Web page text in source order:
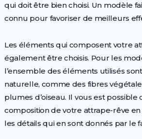
qui doit être bien choisi. Un modèle
connu pour favoriser de meilleurs
Les éléments qui composent votre
également être choisis. Pour les
l’ensemble des éléments utilisés
naturelle, comme des fibres
plumes d’oiseau. Il vous est
composition de votre attrape-rêve
les détails qui en sont donnés par le